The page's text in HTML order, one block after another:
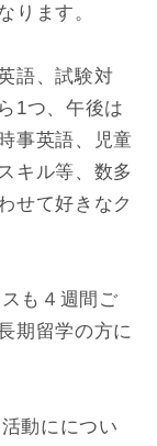
ります。
語、試験対
1つ、午後は
事英語、児童
キル等、数多
せて好きなク
も４週間ご
期留学の方に
動にについ